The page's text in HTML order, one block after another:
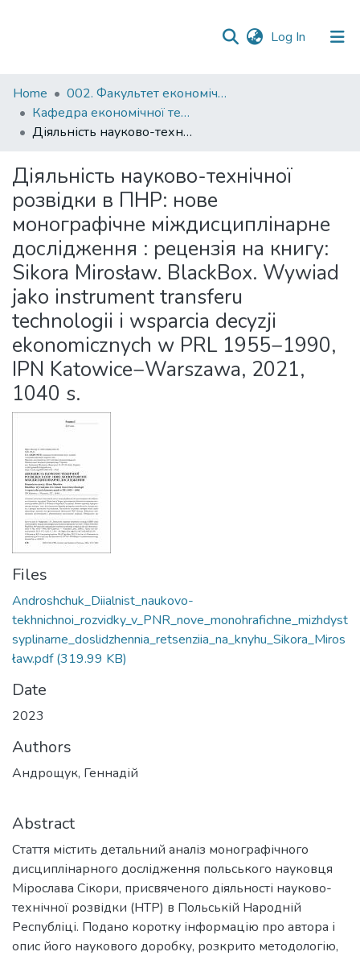
Log In (current)
Communities
&
Collections
Statistics
Home
002. Факультет економічних наук
Кафедра економічної теорії
Діяльність науково-технічної розвідки в ПНР: нове монографічне міждисциплінарне дослідження : рецензія на книгу: Sikora Mirosław. BlackBox. Wywiad jako instrument transferu technologii i wsparcia decyzji ekonomicznych w PRL 1955−1990, IPN Katowice−Warszawa, 2021, 1040 s.
Діяльність науково-технічної
розвідки в ПНР: нове
монографічне міждисциплінарне
дослідження : рецензія на книгу:
Sikora Mirosław. BlackBox. Wywiad
jako instrument transferu
technologii i wsparcia decyzji
ekonomicznych w PRL 1955−1990,
IPN Katowice−Warszawa, 2021,
1040 s.
Files
Androshchuk_Diialnist_naukovo-
tekhnichnoi_rozvidky_v_PNR_nove_monohrafichne_mizhdyst
syplinarne_doslidzhennia_retsenziia_na_knyhu_Sikora_Miros
ław.pdf(319.99 KB)
Date
2023
Authors
Андрощук, Геннадій
Abstract
Стаття містить детальний аналіз монографічного
дисциплінарного дослідження польського науковця
Мірослава Сікори, присвяченого діяльності науково-
технічної розвідки (НТР) в Польській Народній
Республіці. Подано коротку інформацію про автора і
опис його наукового доробку, розкрито методологію,